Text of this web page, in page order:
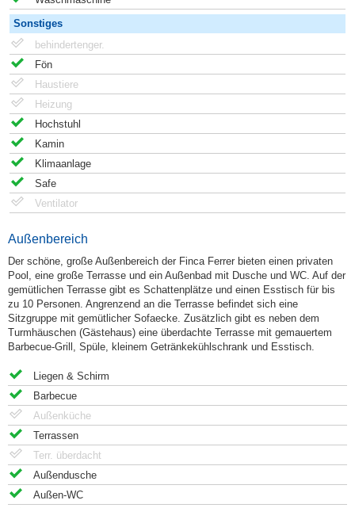
Sonstiges
behindertenger.
Fön
Haustiere
Heizung
Hochstuhl
Kamin
Klimaanlage
Safe
Ventilator
Außenbereich
Der schöne, große Außenbereich der Finca Ferrer bieten einen privaten
Pool, eine große Terrasse und ein Außenbad mit Dusche und WC. Auf der
gemütlichen Terrasse gibt es Schattenplätze und einen Esstisch für bis
zu 10 Personen. Angrenzend an die Terrasse befindet sich eine
Sitzgruppe mit gemütlicher Sofaecke. Zusätzlich gibt es neben dem
Turmhäuschen (Gästehaus) eine überdachte Terrasse mit gemauertem
Barbecue-Grill, Spüle, kleinem Getränkekühlschrank und Esstisch.
Liegen & Schirm
Barbecue
Außenküche
Terrassen
Terr. überdacht
Außendusche
Außen-WC